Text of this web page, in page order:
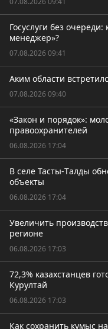
Госуслуги без
менеджер»?
07.08.2026 09:41
Аким области
07.08.2026 09:40
«Закон и порядок»:
правоохранителей
06.08.2026 17:04
В селе Тасты-Tалды
объекты
06.08.2026 17:04
Увеличить
регионе
06.08.2026 17:03
72,3% казахстанцев
Курултай
06.08.2026 17:03
Как сохранить кумыс